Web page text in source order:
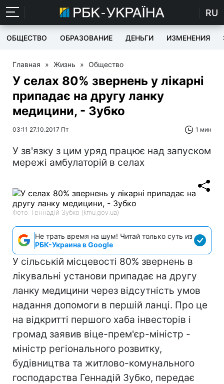
RU
ОБЩЕСТВО ОБРАЗОВАНИЕ ДЕНЬГИ ИЗМЕНЕНИЯ
Главная » Жизнь » Общество
У селах 80% звернень у лікарні
припадає на другу ланку
медицини, - Зубко
03:11 27.10.2017 Пт 1 мин
У зв'язку з цим уряд працює над запуском
мережі амбулаторій в селах
Фото: Геннадій Зубко (kmu.gov.ua)
Не трать время на шум! Читай только суть из
РБК-Украина в Google
У сільській місцевості 80% звернень в
лікувальні установи припадає на другу
ланку медицини через відсутність умов
надання допомоги в першій ланці. Про це
на відкритті першого хаба інвесторів і
громад заявив віце-прем'єр-міністр -
міністр регіонального розвитку,
будівництва та житлово-комунального
господарства Геннадій Зубко, передає